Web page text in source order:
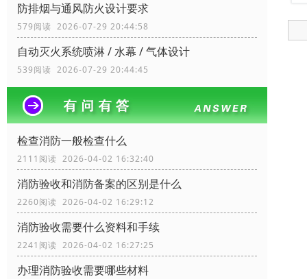
防排烟与通风防火设计要求
579阅读 2026-07-29 20:44:58
自动灭火系统喷淋 / 水幕 / 气体设计
539阅读 2026-07-29 20:44:45
检查消防一般检查什么
2111阅读 2026-04-02 16:32:40
消防验收和消防备案的区别是什么
2260阅读 2026-04-02 16:29:12
消防验收需要什么资料和手续
2241阅读 2026-04-02 16:27:25
办理消防验收需要哪些材料